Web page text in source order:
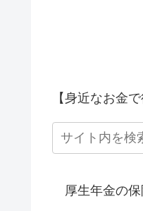
【身近なお金
厚生年金の保